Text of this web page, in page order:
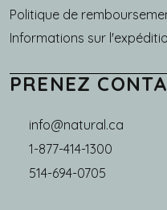
Politique de
Informations sur
PRENEZ
info@natural.ca
1-877-414-1300
514-694-0705